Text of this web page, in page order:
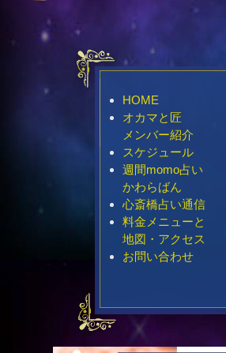
HOME
オカマと匠
メンバー紹介
スケジュール
週間momo占い
かわらばん
心斎橋占い通信
料金メニューと
地図・アクセス
お問い合わせ